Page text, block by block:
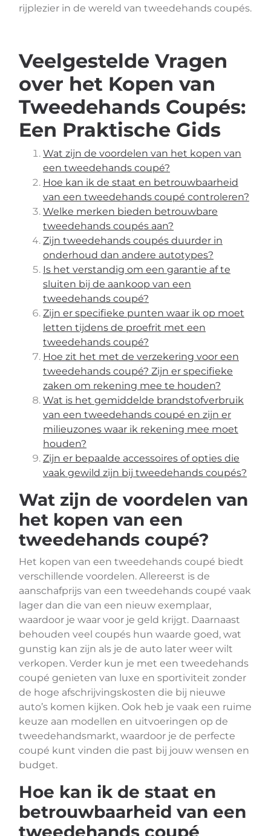
rijplezier in de wereld van tweedehands coupés.
Veelgestelde Vragen
over het Kopen van
Tweedehands Coupés:
Een Praktische Gids
Wat zijn de voordelen van het kopen van
een tweedehands coupé?
Hoe kan ik de staat en betrouwbaarheid
van een tweedehands coupé controleren?
Welke merken bieden betrouwbare
tweedehands coupés aan?
Zijn tweedehands coupés duurder in
onderhoud dan andere autotypes?
Is het verstandig om een garantie af te
sluiten bij de aankoop van een
tweedehands coupé?
Zijn er specifieke punten waar ik op moet
letten tijdens de proefrit met een
tweedehands coupé?
Hoe zit het met de verzekering voor een
tweedehands coupé? Zijn er specifieke
zaken om rekening mee te houden?
Wat is het gemiddelde brandstofverbruik
van een tweedehands coupé en zijn er
milieuzones waar ik rekening mee moet
houden?
Zijn er bepaalde accessoires of opties die
vaak gewild zijn bij tweedehands coupés?
Wat zijn de voordelen van
het kopen van een
tweedehands coupé?
Het kopen van een tweedehands coupé biedt
verschillende voordelen. Allereerst is de
aanschafprijs van een tweedehands coupé vaak
lager dan die van een nieuw exemplaar,
waardoor je waar voor je geld krijgt. Daarnaast
behouden veel coupés hun waarde goed, wat
gunstig kan zijn als je de auto later weer wilt
verkopen. Verder kun je met een tweedehands
coupé genieten van luxe en sportiviteit zonder
de hoge afschrijvingskosten die bij nieuwe
auto’s komen kijken. Ook heb je vaak een ruime
keuze aan modellen en uitvoeringen op de
tweedehandsmarkt, waardoor je de perfecte
coupé kunt vinden die past bij jouw wensen en
budget.
Hoe kan ik de staat en
betrouwbaarheid van een
tweedehands coupé